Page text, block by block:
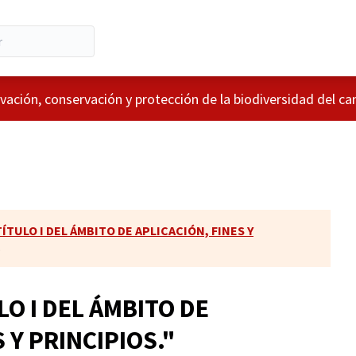
conservación y protección de la biodiversidad del
I DEL ÁMBITO DE APLICACIÓN, FINES Y
I DEL ÁMBITO DE
Y PRINCIPIOS."